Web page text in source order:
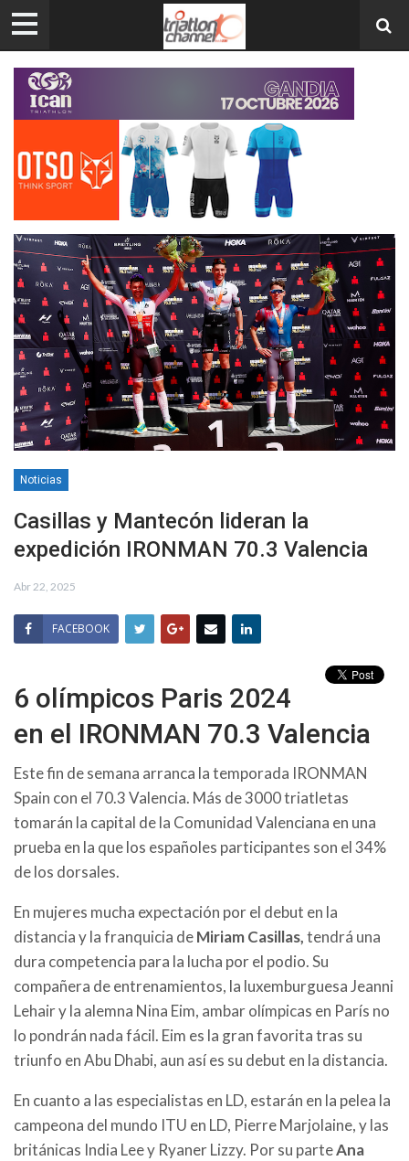
Noticias
Casillas y Mantecón lideran la
expedición IRONMAN 70.3 Valencia
Abr 22, 2025
FACEBOOK
6 olímpicos Paris 2024
en el IRONMAN 70.3 Valencia
Este fin de semana arranca la temporada IRONMAN
Spain con el 70.3 Valencia. Más de 3000 triatletas
tomarán la capital de la Comunidad Valenciana en una
prueba en la que los españoles participantes son el 34%
de los dorsales.
En mujeres mucha expectación por el debut en la
distancia y la franquicia deMiriam Casillas,tendrá una
dura competencia para la lucha por el podio. Su
compañera de entrenamientos, la luxemburguesa Jeanni
Lehair y la alemna Nina Eim, ambar olímpicas en París no
lo pondrán nada fácil. Eim es la gran favorita tras su
triunfo en Abu Dhabi, aun así es su debut en la distancia.
En cuanto a las especialistas en LD, estarán en la pelea la
campeona del mundo ITU en LD, Pierre Marjolaine, y las
británicas India Lee y Ryaner Lizzy. Por su parteAna